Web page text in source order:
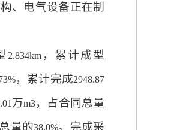
、电气设备正在制
2.834km，累计成型
，累计完成2948.87
万m3，占合同总量
量的38.0%。完成采